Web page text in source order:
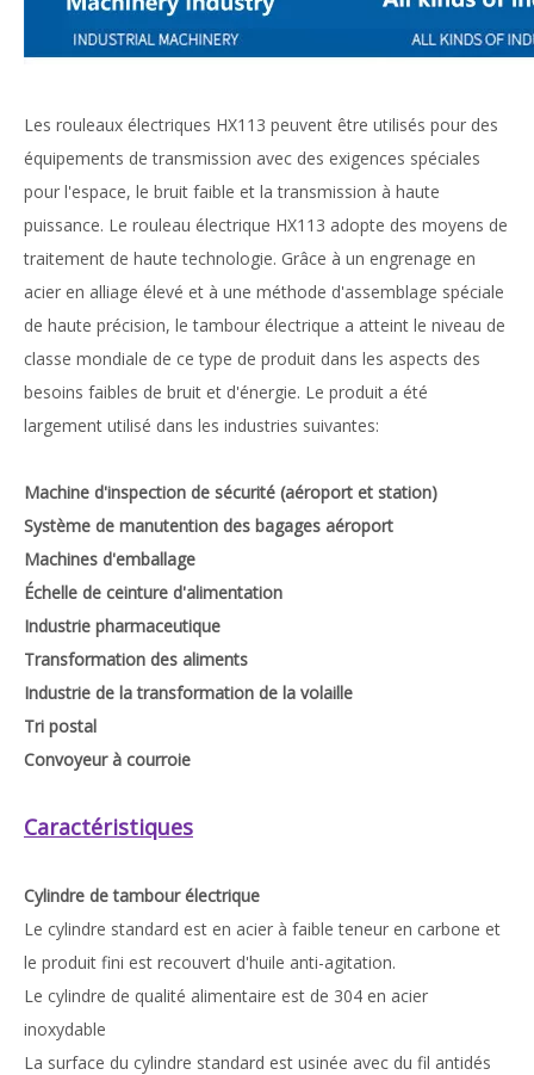
Les rouleaux électriques HX113 peuvent être utilisés pour des
équipements de transmission avec des exigences spéciales
pour l'espace, le bruit faible et la transmission à haute
puissance. Le rouleau électrique HX113 adopte des moyens de
traitement de haute technologie. Grâce à un engrenage en
acier en alliage élevé et à une méthode d'assemblage spéciale
de haute précision, le tambour électrique a atteint le niveau de
classe mondiale de ce type de produit dans les aspects des
besoins faibles de bruit et d'énergie. Le produit a été
largement utilisé dans les industries suivantes:
Machine d'inspection de sécurité (aéroport et station)
Système de manutention des bagages aéroport
Machines d'emballage
Échelle de ceinture d'alimentation
Industrie pharmaceutique
Transformation des aliments
Industrie de la transformation de la volaille
Tri postal
Convoyeur à courroie
Caractéristiques
Cylindre de tambour électrique
Le cylindre standard est en acier à faible teneur en carbone et
le produit fini est recouvert d'huile anti-agitation.
Le cylindre de qualité alimentaire est de 304 en acier
inoxydable
La surface du cylindre standard est usinée avec du fil antidés